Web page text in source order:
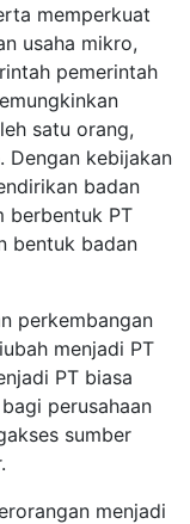
memperkuat
usaha mikro,
pemerintah
satu orang,
Dengan kebijakan
badan
berbentuk PT
bentuk badan
perkembangan
menjadi PT
PT biasa
perusahaan
sumber
menjadi